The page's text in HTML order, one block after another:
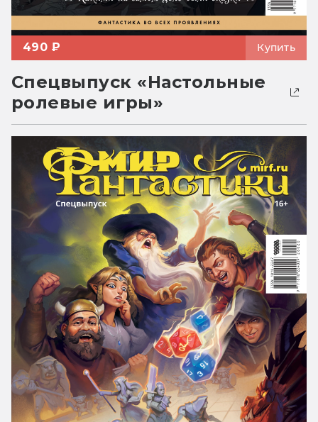
490 ₽ Купить
Спецвыпуск «Настольные
ролевые игры»